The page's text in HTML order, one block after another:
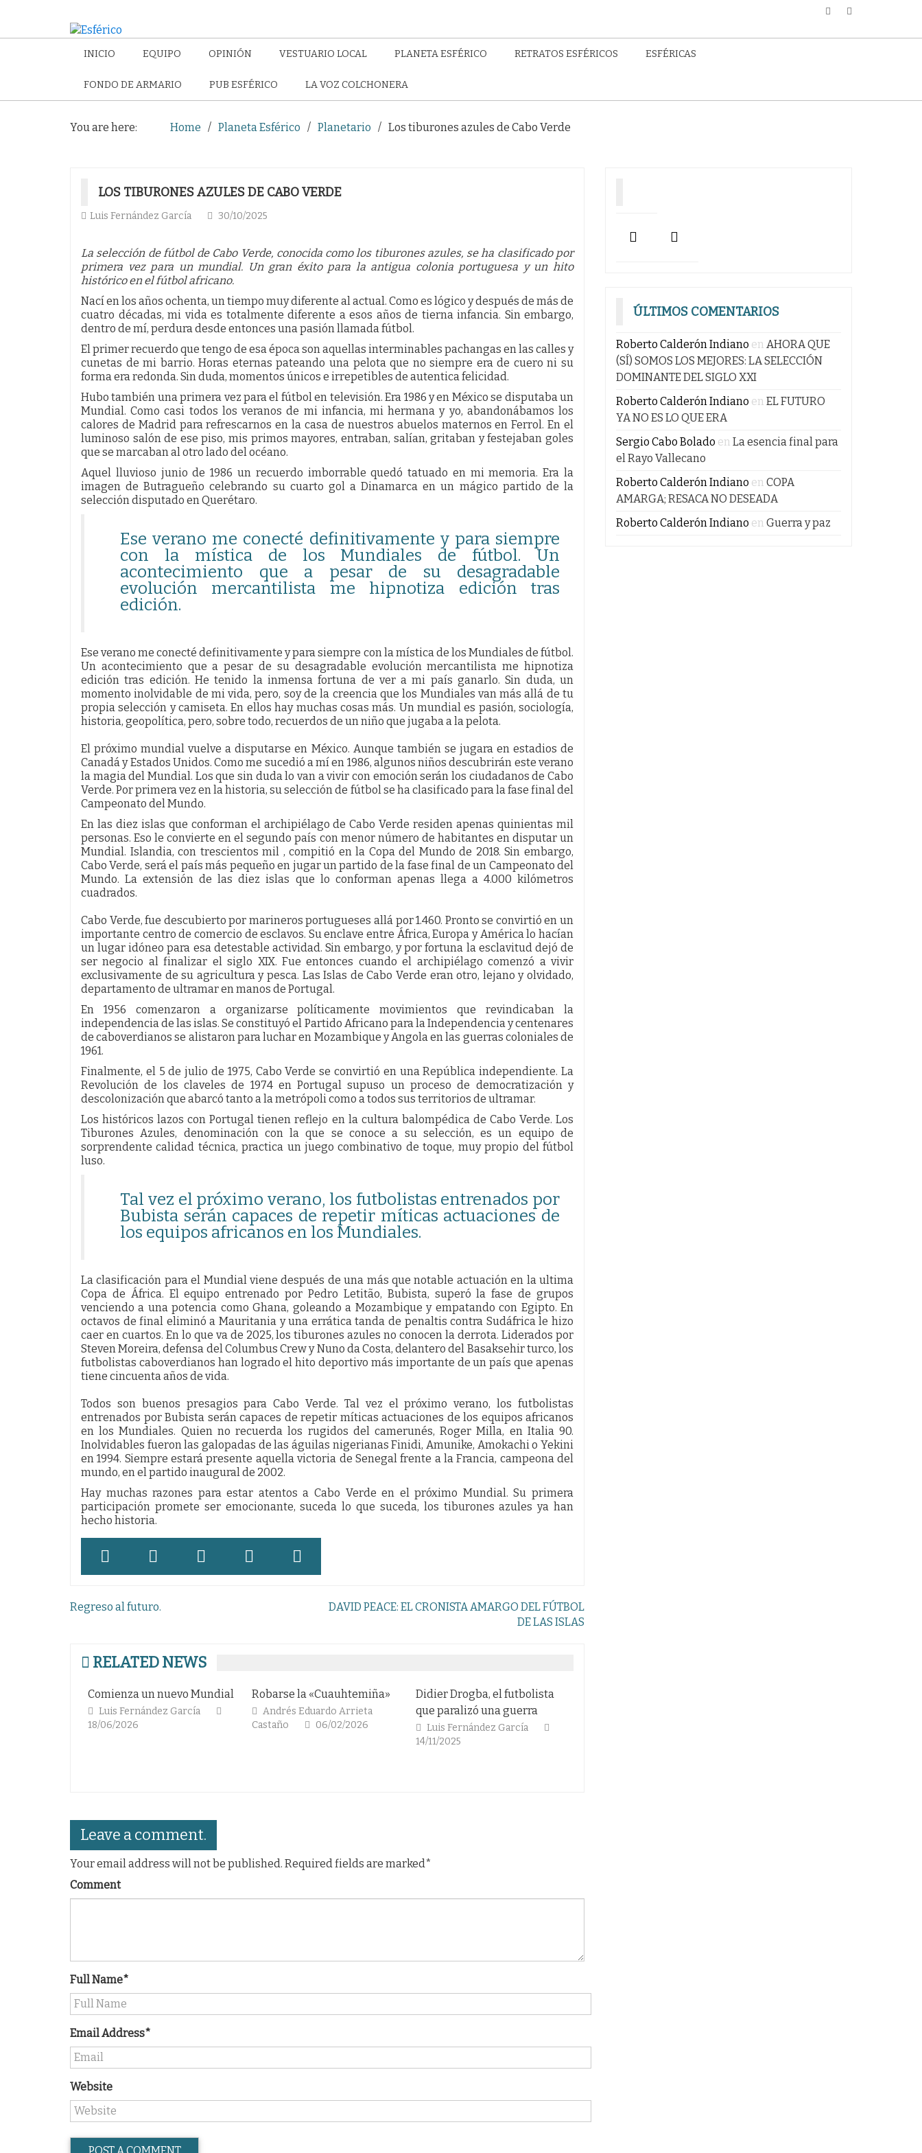
INICIO EQUIPO OPINIÓN VESTUARIO LOCAL PLANETA ESFÉRICO RETRATOS ESFÉRICOS ESFÉRICAS
FONDO DE ARMARIO PUB ESFÉRICO LA VOZ COLCHONERA
You are here: Home Planeta Esférico Planetario Los tiburones azules de Cabo Verde
LOS TIBURONES AZULES DE CABO VERDE
Luis Fernández García 30/10/2025
La selección de fútbol de Cabo Verde, conocida como los tiburones azules, se ha clasificado por
primera vez para un mundial. Un gran éxito para la antigua colonia portuguesa y un hito
histórico en el fútbol africano.
Nací en los años ochenta, un tiempo muy diferente al actual. Como es lógico y después de más de
cuatro décadas, mi vida es totalmente diferente a esos años de tierna infancia. Sin embargo,
dentro de mí, perdura desde entonces una pasión llamada fútbol.
El primer recuerdo que tengo de esa época son aquellas interminables pachangas en las calles y
cunetas de mi barrio. Horas eternas pateando una pelota que no siempre era de cuero ni su
forma era redonda. Sin duda, momentos únicos e irrepetibles de autentica felicidad.
Hubo también una primera vez para el fútbol en televisión. Era 1986 y en México se disputaba un
Mundial. Como casi todos los veranos de mi infancia, mi hermana y yo, abandonábamos los
calores de Madrid para refrescarnos en la casa de nuestros abuelos maternos en Ferrol. En el
luminoso salón de ese piso, mis primos mayores, entraban, salían, gritaban y festejaban goles
que se marcaban al otro lado del océano.
Aquel lluvioso junio de 1986 un recuerdo imborrable quedó tatuado en mi memoria. Era la
imagen de Butragueño celebrando su cuarto gol a Dinamarca en un mágico partido de la
selección disputado en Querétaro.
Ese verano me conecté definitivamente y para siempre
con la mística de los Mundiales de fútbol. Un
acontecimiento que a pesar de su desagradable
evolución mercantilista me hipnotiza edición tras
edición.
Ese verano me conecté definitivamente y para siempre con la mística de los Mundiales de fútbol.
Un acontecimiento que a pesar de su desagradable evolución mercantilista me hipnotiza
edición tras edición. He tenido la inmensa fortuna de ver a mi país ganarlo. Sin duda, un
momento inolvidable de mi vida, pero, soy de la creencia que los Mundiales van más allá de tu
propia selección y camiseta. En ellos hay muchas cosas más. Un mundial es pasión, sociología,
historia, geopolítica, pero, sobre todo, recuerdos de un niño que jugaba a la pelota.
El próximo mundial vuelve a disputarse en México. Aunque también se jugara en estadios de
Canadá y Estados Unidos. Como me sucedió a mí en 1986, algunos niños descubrirán este verano
la magia del Mundial. Los que sin duda lo van a vivir con emoción serán los ciudadanos de Cabo
Verde. Por primera vez en la historia, su selección de fútbol se ha clasificado para la fase final del
Campeonato del Mundo.
En las diez islas que conforman el archipiélago de Cabo Verde residen apenas quinientas mil
personas. Eso le convierte en el segundo país con menor número de habitantes en disputar un
Mundial. Islandia, con trescientos mil , compitió en la Copa del Mundo de 2018. Sin embargo,
Cabo Verde, será el país más pequeño en jugar un partido de la fase final de un Campeonato del
Mundo. La extensión de las diez islas que lo conforman apenas llega a 4.000 kilómetros
cuadrados.
Cabo Verde, fue descubierto por marineros portugueses allá por 1.460. Pronto se convirtió en un
importante centro de comercio de esclavos. Su enclave entre África, Europa y América lo hacían
un lugar idóneo para esa detestable actividad. Sin embargo, y por fortuna la esclavitud dejó de
ser negocio al finalizar el siglo XIX. Fue entonces cuando el archipiélago comenzó a vivir
exclusivamente de su agricultura y pesca. Las Islas de Cabo Verde eran otro, lejano y olvidado,
departamento de ultramar en manos de Portugal.
En 1956 comenzaron a organizarse políticamente movimientos que revindicaban la
independencia de las islas. Se constituyó el Partido Africano para la Independencia y centenares
de caboverdianos se alistaron para luchar en Mozambique y Angola en las guerras coloniales de
1961.
Finalmente, el 5 de julio de 1975, Cabo Verde se convirtió en una República independiente. La
Revolución de los claveles de 1974 en Portugal supuso un proceso de democratización y
descolonización que abarcó tanto a la metrópoli como a todos sus territorios de ultramar.
Los históricos lazos con Portugal tienen reflejo en la cultura balompédica de Cabo Verde. Los
Tiburones Azules, denominación con la que se conoce a su selección, es un equipo de
sorprendente calidad técnica, practica un juego combinativo de toque, muy propio del fútbol
luso.
Tal vez el próximo verano, los futbolistas entrenados por
Bubista serán capaces de repetir míticas actuaciones de
los equipos africanos en los Mundiales.
La clasificación para el Mundial viene después de una más que notable actuación en la ultima
Copa de África. El equipo entrenado por Pedro Letitão, Bubista, superó la fase de grupos
venciendo a una potencia como Ghana, goleando a Mozambique y empatando con Egipto. En
octavos de final eliminó a Mauritania y una errática tanda de penaltis contra Sudáfrica le hizo
caer en cuartos. En lo que va de 2025, los tiburones azules no conocen la derrota. Liderados por
Steven Moreira, defensa del Columbus Crew y Nuno da Costa, delantero del Basaksehir turco, los
futbolistas caboverdianos han logrado el hito deportivo más importante de un país que apenas
tiene cincuenta años de vida.
Todos son buenos presagios para Cabo Verde. Tal vez el próximo verano, los futbolistas
entrenados por Bubista serán capaces de repetir míticas actuaciones de los equipos africanos
en los Mundiales. Quien no recuerda los rugidos del camerunés, Roger Milla, en Italia 90.
Inolvidables fueron las galopadas de las águilas nigerianas Finidi, Amunike, Amokachi o Yekini
en 1994. Siempre estará presente aquella victoria de Senegal frente a la Francia, campeona del
mundo, en el partido inaugural de 2002.
Hay muchas razones para estar atentos a Cabo Verde en el próximo Mundial. Su primera
participación promete ser emocionante, suceda lo que suceda, los tiburones azules ya han
hecho historia.
Navegación
Regreso al futuro.
DAVID PEACE: EL CRONISTA AMARGO DEL FÚTBOL
DE LAS ISLAS
RELATED NEWS
Comienza un nuevo Mundial
Luis Fernández García
18/06/2026
Robarse la «Cuauhtemiña»
Andrés Eduardo Arrieta
Castaño
06/02/2026
Didier Drogba, el futbolista
que paralizó una guerra
Luis Fernández García
14/11/2025
Leave a comment.
Your email address will not be published. Required fields are marked*
Comment
Full Name*
Email Address*
Website
ÚLTIMOS COMENTARIOS
Roberto Calderón Indiano en AHORA QUE
(SÍ) SOMOS LOS MEJORES: LA SELECCIÓN
DOMINANTE DEL SIGLO XXI
Roberto Calderón Indiano en EL FUTURO
YA NO ES LO QUE ERA
Sergio Cabo Bolado en La esencia final para
el Rayo Vallecano
Roberto Calderón Indiano en COPA
AMARGA; RESACA NO DESEADA
Roberto Calderón Indiano en Guerra y paz